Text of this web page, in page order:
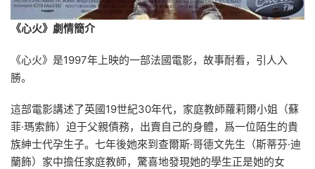
《心火》劇情簡介
《心火》是1997年上映的一部法國電影，故事耐看，引人入
勝。
這部電影講述了英國19世紀30年代，家庭教師蘿莉爾小姐（蘇
菲·瑪索飾）迫于父親債務，出賣自己的身體，爲一位陌生的貴
族紳士代孕生子。七年後她來到查爾斯·哥德文先生（斯蒂芬·迪
蘭飾）家中擔任家庭教師，驚喜地發現她的學生正是她的女